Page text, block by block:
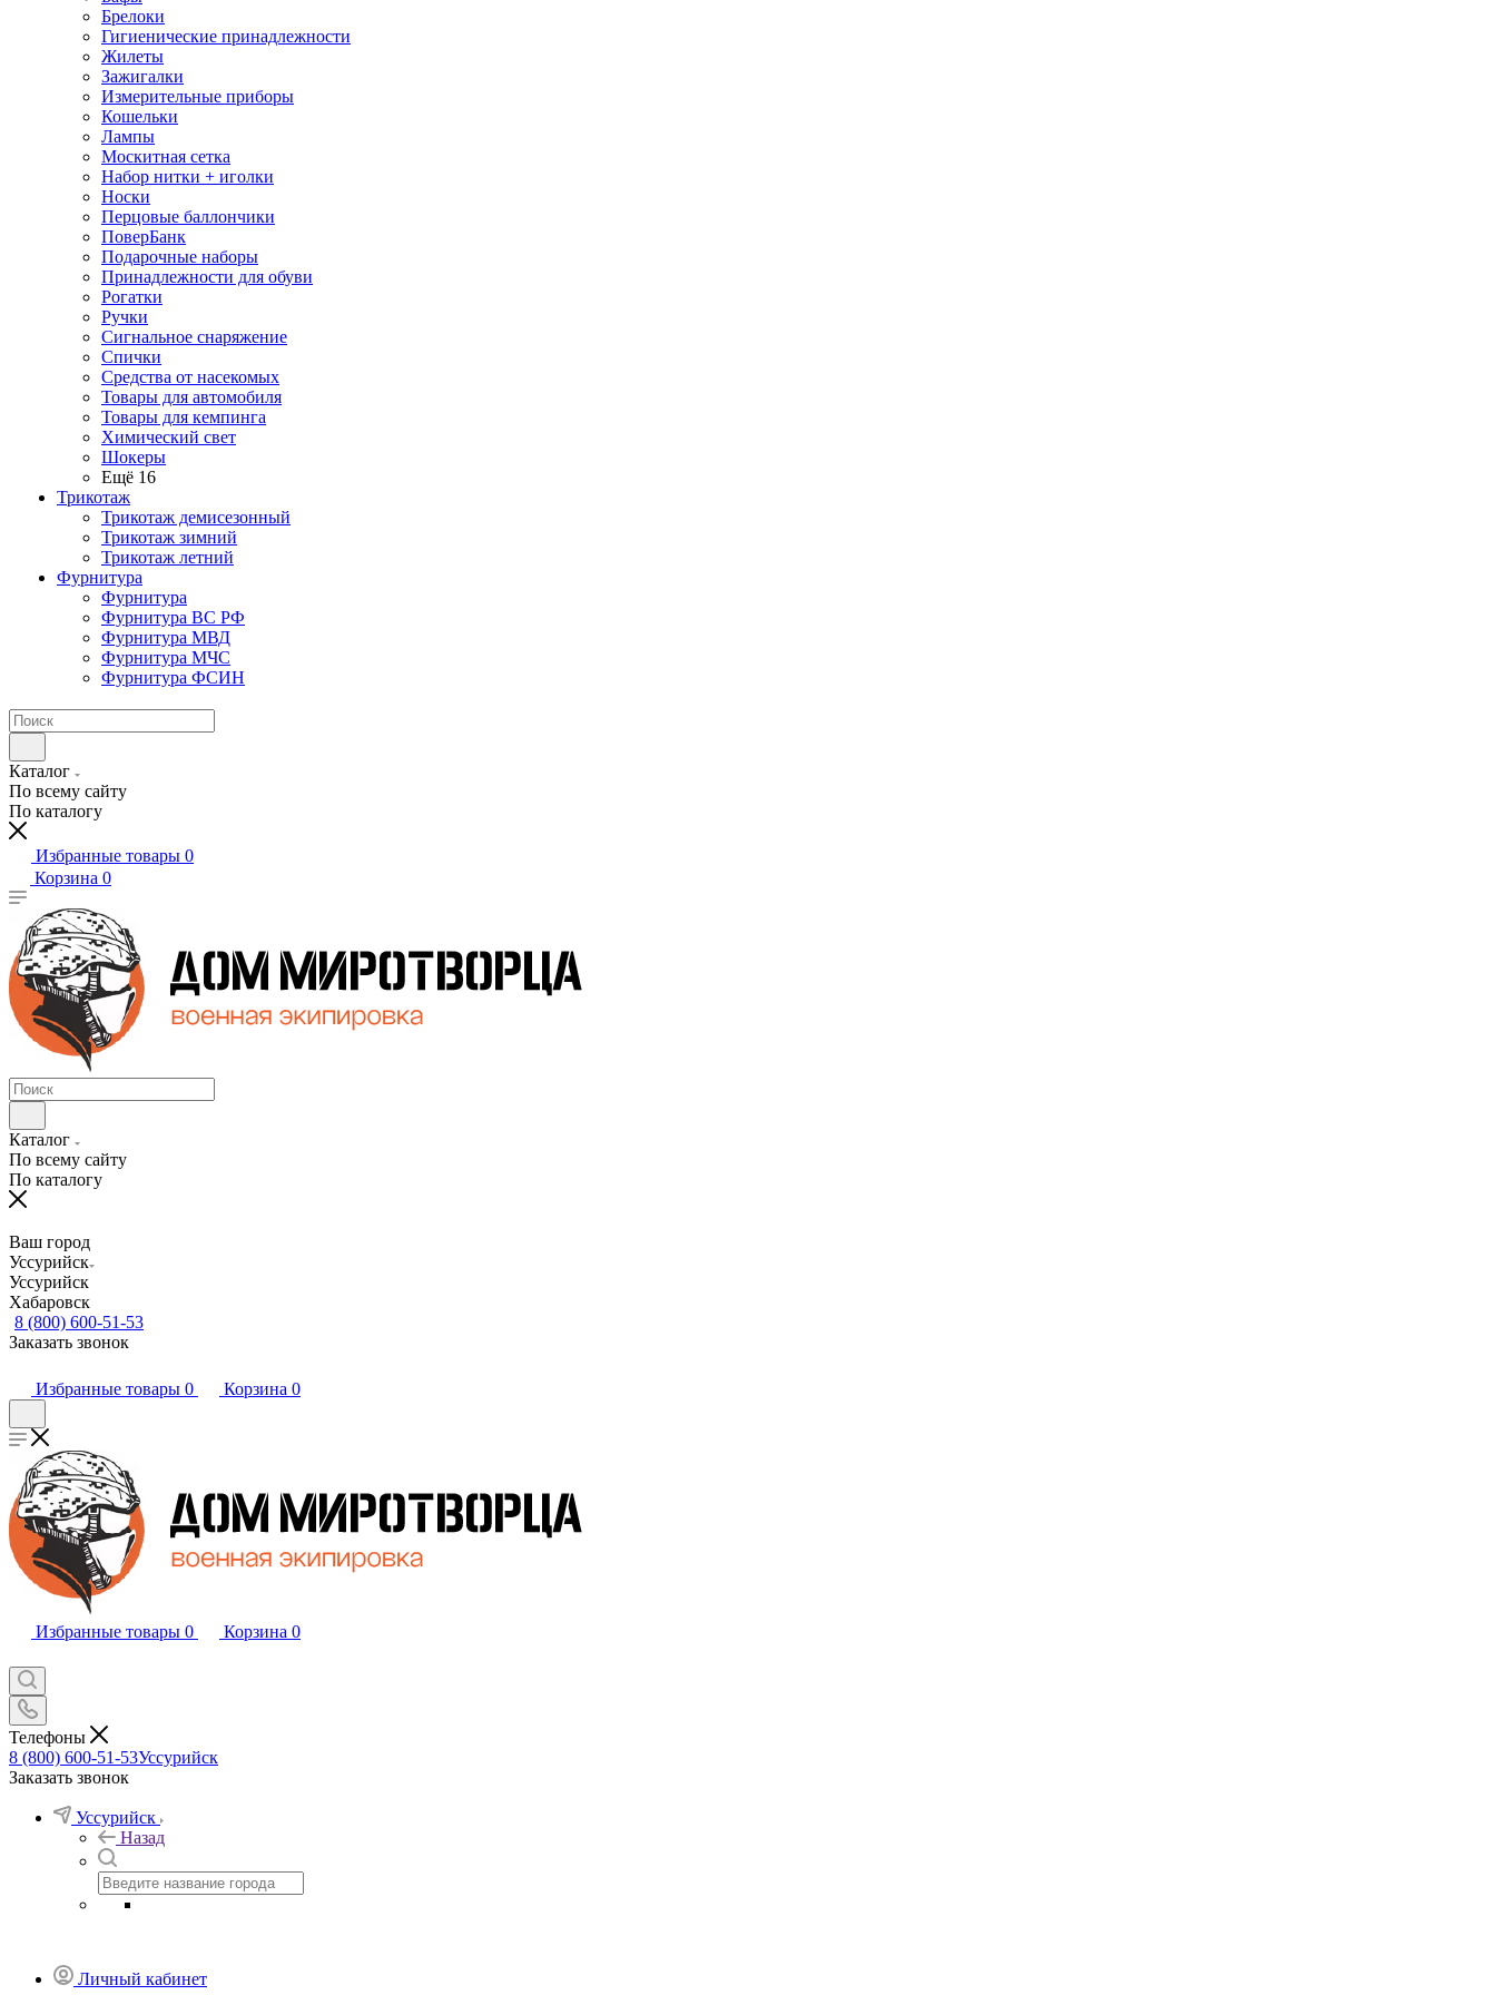
Брелоки
Гигиенические принадлежности
Жилеты
Зажигалки
Измерительные приборы
Кошельки
Лампы
Москитная сетка
Набор нитки + иголки
Носки
Перцовые баллончики
ПоверБанк
Подарочные наборы
Принадлежности для обуви
Рогатки
Ручки
Сигнальное снаряжение
Спички
Средства от насекомых
Товары для автомобиля
Товары для кемпинга
Химический свет
Шокеры
Ещё 16
Трикотаж
Трикотаж демисезонный
Трикотаж зимний
Трикотаж летний
Фурнитура
Фурнитура
Фурнитура ВС РФ
Фурнитура МВД
Фурнитура МЧС
Фурнитура ФСИН
Каталог
По всему сайту
По каталогу
Избранные товары 0
Корзина 0
Каталог
По всему сайту
По каталогу
Ваш город
Уссурийск
Уссурийск
Хабаровск
8 (800) 600-51-53
Заказать звонок
Избранные товары 0 Корзина 0
Избранные товары 0 Корзина 0
Телефоны
8 (800) 600-51-53Уссурийск
Заказать звонок
Уссурийск
Назад
Личный кабинет